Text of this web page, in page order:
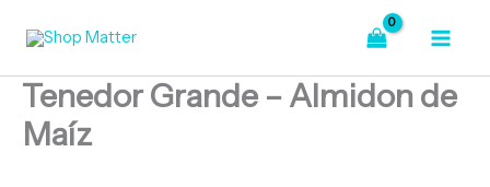
Tenedor Grande – Almidon de
Maíz
de
Maíz
cantidad